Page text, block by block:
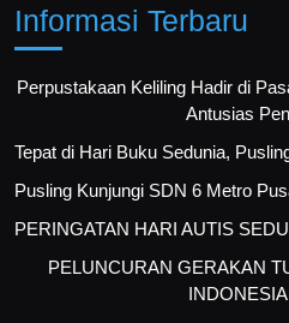
Informasi Terbaru
Perpustakaan Keliling Hadir di
Antusias
Tepat di Hari Buku Sedunia,
Pusling Kunjungi SDN 6 Metro
PERINGATAN HARI AUTIS
PELUNCURAN GERAKAN